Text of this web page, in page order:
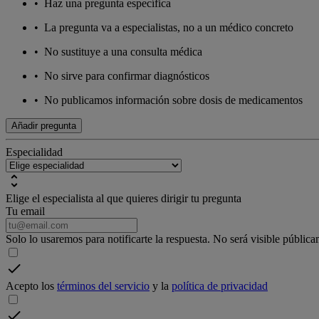
• Haz una pregunta específica
• La pregunta va a especialistas, no a un médico concreto
• No sustituye a una consulta médica
• No sirve para confirmar diagnósticos
• No publicamos información sobre dosis de medicamentos
Añadir pregunta
Especialidad
Elige el especialista al que quieres dirigir tu pregunta
Tu email
Solo lo usaremos para notificarte la respuesta. No será visible
Acepto los términos del servicio y la política de privacidad